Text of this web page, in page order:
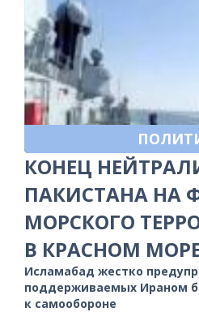
КОНЕЦ
ПАКИСТАНА НА
МОРСКОГО
В КРАСНОМ
Исламабад жестко
поддерживаемых Ираном
к самообороне